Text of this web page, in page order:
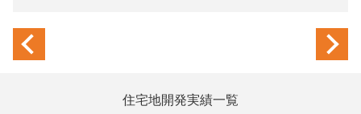
住宅地開発実績一覧